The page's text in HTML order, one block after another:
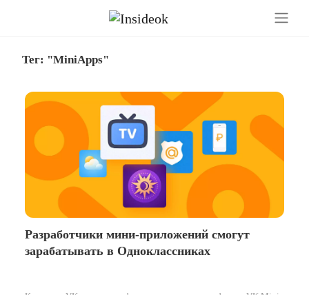
Тег: "MiniApps"
Разработчики мини-приложений смогут
зарабатывать в Одноклассниках